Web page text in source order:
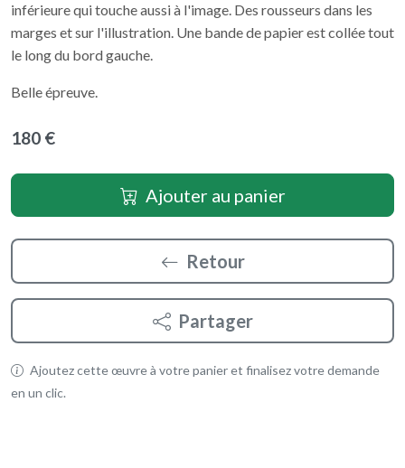
inférieure qui touche aussi à l'image. Des rousseurs dans les
marges et sur l'illustration. Une bande de papier est collée tout
le long du bord gauche.
Belle épreuve.
180 €
Ajouter au panier
Retour
Partager
Ajoutez cette œuvre à votre panier et finalisez votre demande
en un clic.